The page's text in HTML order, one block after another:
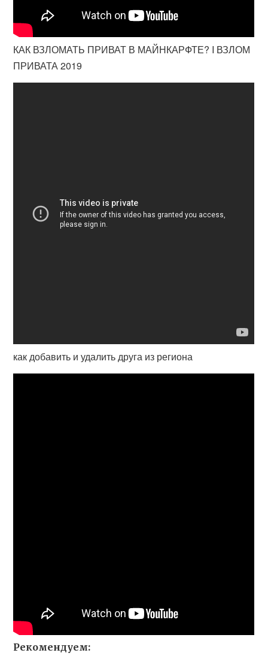
КАК ВЗЛОМАТЬ ПРИВАТ В МАЙНКАРФТЕ? I ВЗЛОМ
ПРИВАТА 2019
как добавить и удалить друга из региона
Рекомендуем: